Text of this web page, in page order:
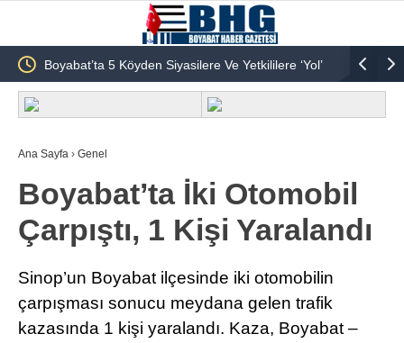
Boyabat’ta 5 Köyden Siyasilere Ve Yetkililere ‘Yol’ Tarihi
Ana Sayfa › Genel
Boyabat’ta İki Otomobil
Çarpıştı, 1 Kişi Yaralandı
Sinop’un Boyabat ilçesinde iki otomobilin
çarpışması sonucu meydana gelen trafik
kazasında 1 kişi yaralandı. Kaza, Boyabat –